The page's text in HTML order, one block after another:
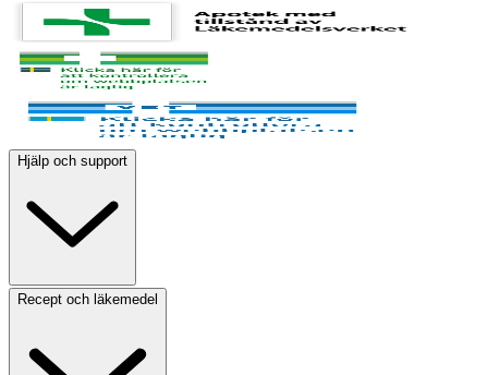
Hjälp och support
Recept och läkemedel